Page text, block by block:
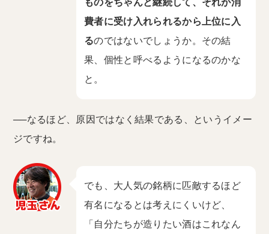
費者に受け入れられるから上位に入
るのではないでしょうか。その結
果、個性と呼べるようになるのかな
と。
──なるほど、原因ではなく結果である、というイメー
ジですね。
でも、大人気の銘柄に匹敵するほど
有名になるとは考えにくいけど、
「自分たちが造りたい酒はこれなん